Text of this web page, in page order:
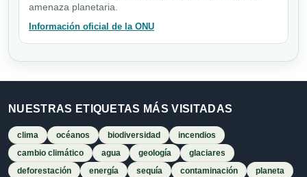
amenaza planetaria.
Información oficial de la ONU
NUESTRAS ETIQUETAS MÁS VISITADAS
clima océanos biodiversidad
incendios
cambio climático
agua geología
glaciares
deforestación
energía sequía contaminación
planeta